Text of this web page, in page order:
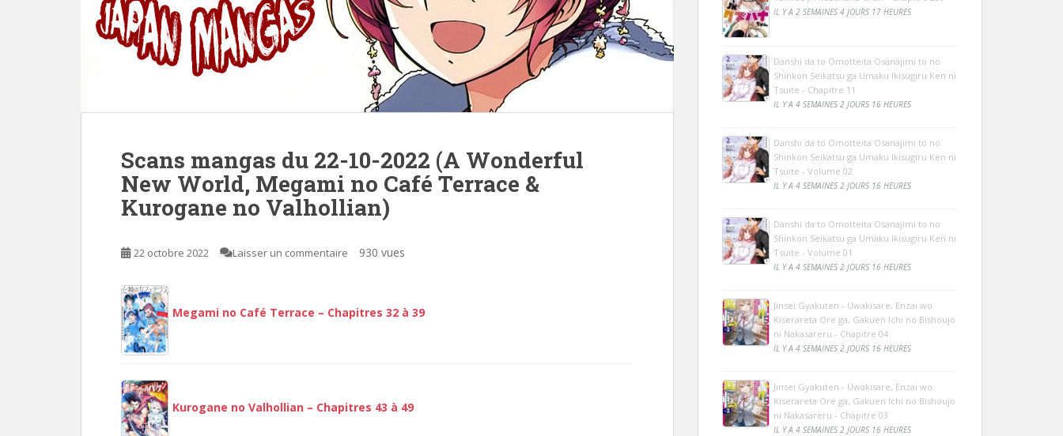
Scans mangas du 22-10-2022 (A Wonderful
New World, Megami no Café Terrace &
Kurogane no Valhollian)
22 octobre 2022 Laisser un commentaire 930 vues
Megami no Café Terrace – Chapitres 32 à 39
Kurogane no Valhollian – Chapitres 43 à 49
IL Y A 2 SEMAINES 4 JOURS 17 HEURES
Danshi da to Omotteita Osanajimi to no
Shinkon Seikatsu ga Umaku Ikisugiru Ken ni
Tsuite - Chapitre 11
IL Y A 4 SEMAINES 2 JOURS 16 HEURES
Danshi da to Omotteita Osanajimi to no
Shinkon Seikatsu ga Umaku Ikisugiru Ken ni
Tsuite - Volume 02
IL Y A 4 SEMAINES 2 JOURS 16 HEURES
Danshi da to Omotteita Osanajimi to no
Shinkon Seikatsu ga Umaku Ikisugiru Ken ni
Tsuite - Volume 01
IL Y A 4 SEMAINES 2 JOURS 16 HEURES
Jinsei Gyakuten - Uwakisare, Enzai wo
Kiserareta Ore ga, Gakuen Ichi no Bishoujo
ni Nakasareru - Chapitre 04
IL Y A 4 SEMAINES 2 JOURS 16 HEURES
Jinsei Gyakuten - Uwakisare, Enzai wo
Kiserareta Ore ga, Gakuen Ichi no Bishoujo
ni Nakasareru - Chapitre 03
IL Y A 4 SEMAINES 2 JOURS 16 HEURES